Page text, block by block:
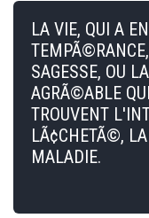
LA VIE, QUI A
SAGESSE, OU
AGRÃ©ABLE
TROUVENT
LÃ¢CHETÃ©,
MALADIE.